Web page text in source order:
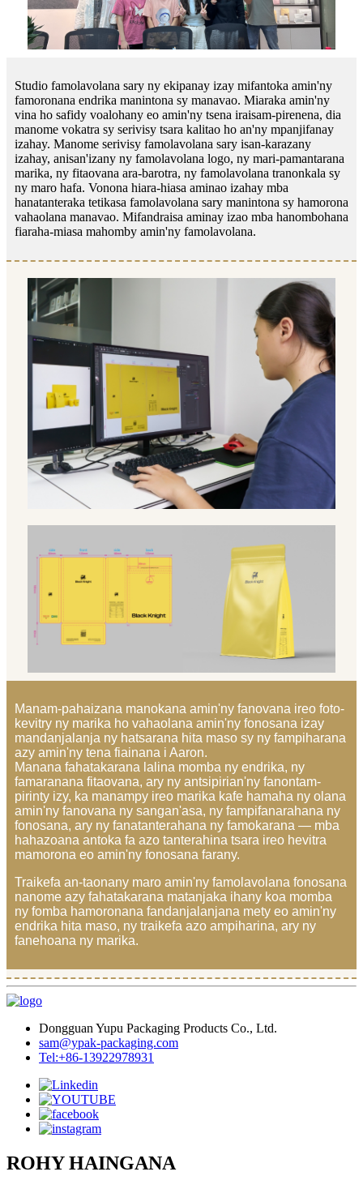
Studio famolavolana sary ny ekipanay izay mifantoka amin'ny
famoronana endrika manintona sy manavao. Miaraka amin'ny
vina ho safidy voalohany eo amin'ny tsena iraisam-pirenena, dia
manome vokatra sy serivisy tsara kalitao ho an'ny mpanjifanay
izahay. Manome serivisy famolavolana sary isan-karazany
izahay, anisan'izany ny famolavolana logo, ny mari-pamantarana
marika, ny fitaovana ara-barotra, ny famolavolana tranonkala sy
ny maro hafa. Vonona hiara-hiasa aminao izahay mba
hanatanteraka tetikasa famolavolana sary manintona sy hamorona
vahaolana manavao. Mifandraisa aminay izao mba hanombohana
fiaraha-miasa mahomby amin'ny famolavolana.
Manam-pahaizana manokana amin'ny fanovana ireo foto-
kevitry ny marika ho vahaolana amin'ny fonosana izay
mandanjalanja ny hatsarana hita maso sy ny fampiharana
azy amin'ny tena fiainana i Aaron.
Manana fahatakarana lalina momba ny endrika, ny
famaranana fitaovana, ary ny antsipirian'ny fanontam-
pirinty izy, ka manampy ireo marika kafe hamaha ny olana
amin'ny fanovana ny sangan'asa, ny fampifanarahana ny
fonosana, ary ny fanatanterahana ny famokarana — mba
hahazoana antoka fa azo tanterahina tsara ireo hevitra
mamorona eo amin'ny fonosana farany.
Traikefa an-taonany maro amin'ny famolavolana fonosana
nanome azy fahatakarana matanjaka ihany koa momba
ny fomba hamoronana fandanjalanjana mety eo amin'ny
endrika hita maso, ny traikefa azo ampiharina, ary ny
fanehoana ny marika.
Dongguan Yupu Packaging Products Co., Ltd.
sam@ypak-packaging.com
Tel:+86-13922978931
ROHY HAINGANA